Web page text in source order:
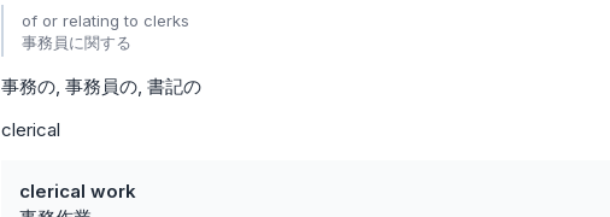
of or relating to clerks
事務員に関する
事務の 事務員の 書記の
clerical
clerical work